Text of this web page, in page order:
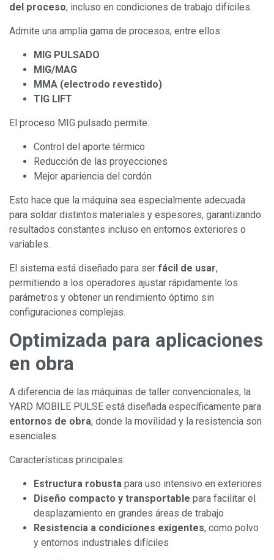
del proceso, incluso en condiciones de trabajo difíciles.
Admite una amplia gama de procesos, entre ellos:
MIG PULSADO
MIG/MAG
MMA (electrodo revestido)
TIG LIFT
El proceso MIG pulsado permite:
Control del aporte térmico
Reducción de las proyecciones
Mejor apariencia del cordón
Esto hace que la máquina sea especialmente adecuada
para soldar distintos materiales y espesores, garantizando
resultados constantes incluso en entornos exteriores o
variables.
El sistema está diseñado para ser fácil de usar,
permitiendo a los operadores ajustar rápidamente los
parámetros y obtener un rendimiento óptimo sin
configuraciones complejas.
Optimizada para aplicaciones
en obra
A diferencia de las máquinas de taller convencionales, la
YARD MOBILE PULSE está diseñada específicamente para
entornos de obra, donde la movilidad y la resistencia son
esenciales.
Características principales:
Estructura robusta para uso intensivo en exteriores
Diseño compacto y transportable para facilitar el
desplazamiento en grandes áreas de trabajo
Resistencia a condiciones exigentes, como polvo
y entornos industriales difíciles